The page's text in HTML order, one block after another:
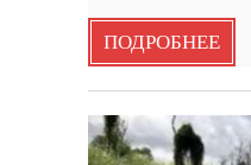
ПОДРОБНЕЕ